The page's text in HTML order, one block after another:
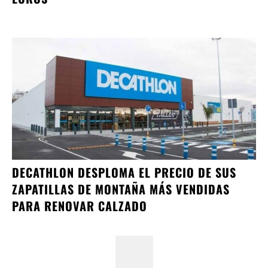
DECATHLON DESPLOMA EL PRECIO DE SUS
ZAPATILLAS DE MONTAÑA MÁS VENDIDAS
PARA RENOVAR CALZADO